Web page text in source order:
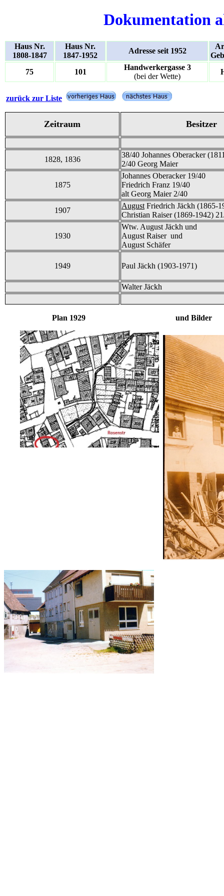
Dokumentation
Haus Nr.
1808-1847
Haus Nr.
1847-1952
Adresse seit 1952
75
101
Handwerkergasse 3
(bei der Wette)
zurück zur Liste
Zeitraum Besitzer
1828, 1836
38/40 Johannes Oberacker
2/40 Georg Maier
1875
Johannes Oberacker 19/40
Friedrich Franz 19/40
alt Georg Maier 2/40
1907
August Friedrich Jäckh (1865-
Christian Raiser (1869-1942)
1930
Wtw. August Jäckh und
August Raiser und
August Schäfer
1949 Paul Jäckh (1903-1971)
Walter Jäckh
Plan 1929 und Bilder